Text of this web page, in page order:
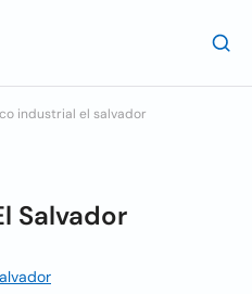
industrial el salvador
Salvador